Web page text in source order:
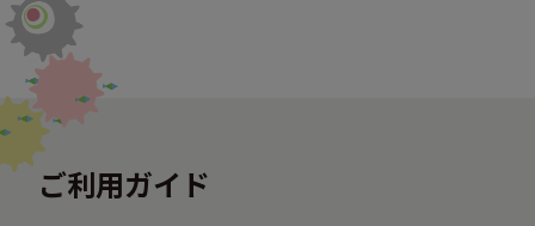
ご利用ガイド